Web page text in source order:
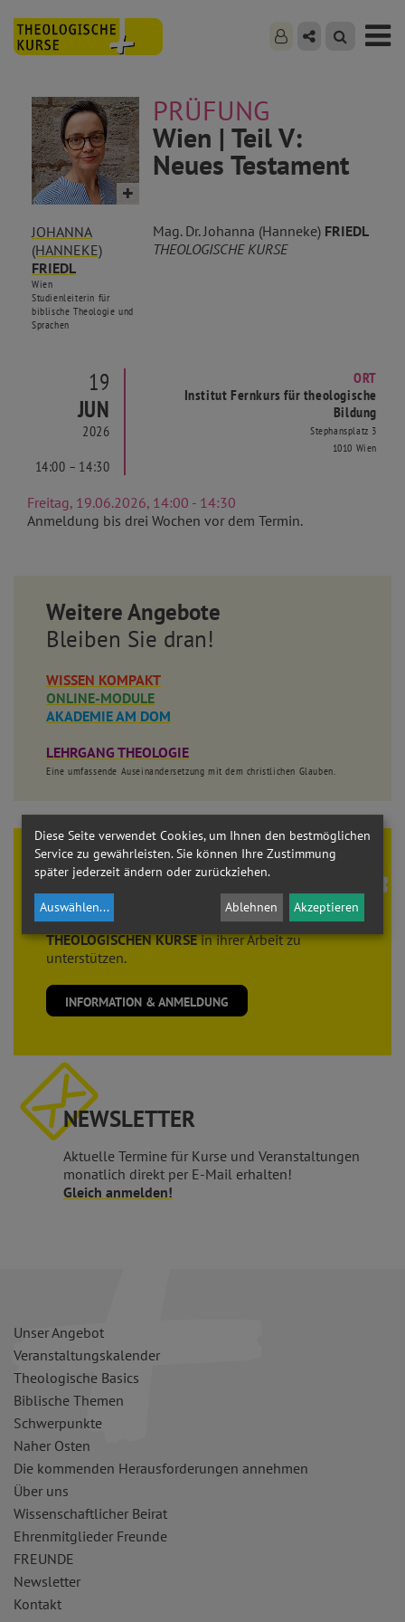
JOHANNA
(HANNEKE)
FRIEDL
Wien
Studienleiterin für
biblische Theologie und
Sprachen
PRÜFUNG
Wien | Teil V:
Neues Testament
Mag. Dr. Johanna (Hanneke) FRIEDL
THEOLOGISCHE KURSE
19
JUN
2026
14:00 – 14:30
ORT
Institut Fernkurs für theologische
Bildung
Stephansplatz 3
1010 Wien
Freitag, 19.06.2026, 14:00 - 14:30
Anmeldung bis drei Wochen vor dem Termin.
Weitere Angebote
Bleiben Sie dran!
WISSEN KOMPAKT
ONLINE-MODULE
AKADEMIE AM DOM
LEHRGANG THEOLOGIE
Eine umfassende Auseinandersetzung mit dem christlichen Glauben.
Theologie brauchtFREUNDE
Der Verein der
FREUNDE der THEOLOGISCHEN
KURSEsieht es als seine Aufgabe, die
THEOLOGISCHEN KURSEin ihrer Arbeit zu
unterstützen.
INFORMATION & ANMELDUNG
NEWSLETTER
Aktuelle Termine für Kurse und Veranstaltungen
monatlich direkt per E-Mail erhalten!
Gleich anmelden!
Unser Angebot
Veranstaltungskalender
Theologische Basics
Biblische Themen
Schwerpunkte
Naher Osten
Die kommenden Herausforderungen annehmen
Über uns
Wissenschaftlicher Beirat
Ehrenmitglieder Freunde
FREUNDE
Newsletter
Kontakt
Diese Seite verwendet Cookies, um Ihnen den bestmöglichen
Service zu gewährleisten. Sie können Ihre Zustimmung
später jederzeit ändern oder zurückziehen.
Auswählen... Ablehnen Akzeptieren